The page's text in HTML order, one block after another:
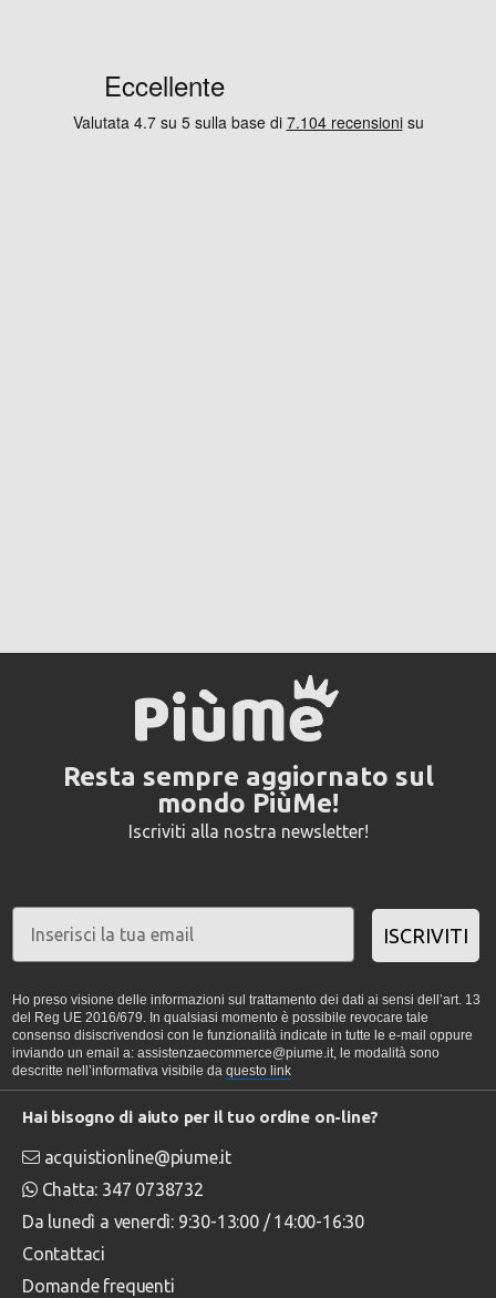
Resta sempre aggiornato sul
mondo PiùMe!
Iscriviti alla nostra newsletter!
ISCRIVITI
Ho preso visione delle informazioni sul trattamento dei dati ai sensi dell’art. 13
del Reg UE 2016/679. In qualsiasi momento è possibile revocare tale
consenso disiscrivendosi con le funzionalità indicate in tutte le e-mail oppure
inviando un email a: assistenzaecommerce@piume.it, le modalità sono
descritte nell’informativa visibile da questo link
Hai bisogno di aiuto per il tuo ordine on-line?
acquistionline@piume.it
Chatta: 347 0738732
Da lunedì a venerdì: 9:30-13:00 / 14:00-16:30
Contattaci
Domande frequenti